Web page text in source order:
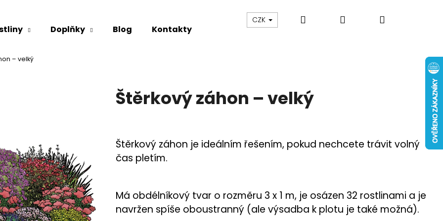
Doplňky Blog Kontakty
CZK Hledat PřihlášeníNákupní
– velký
Štěrkový záhon – velký
Štěrkový záhon je ideálním řešením, pokud nechcete trávit volný
čas pletím.
Má obdélníkový tvar o rozměru 3 x 1 m, je osázen 32 rostlinami a je
navržen spíše oboustranný (ale výsadba k plotu je také možná).
Co potřebujete najít?
HLEDAT